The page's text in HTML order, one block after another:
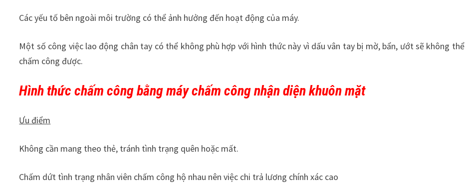
Các yếu tố bên ngoài môi trường có thể ảnh hưởng đến hoạt động của máy.
Một số công việc lao động chân tay có thể không phù hợp với hình thức này vì dấu vân tay bị mờ, bẩn, ướt sẽ không thể
chấm công được.
Hình thức chấm công bằng máy chấm công nhận diện khuôn mặt
Ưu điểm
Không cần mang theo thẻ, tránh tình trạng quên hoặc mất.
Chấm dứt tình trạng nhân viên chấm công hộ nhau nên việc chi trả lương chính xác cao